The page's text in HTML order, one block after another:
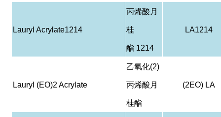
Lauryl Acrylate1214
丙烯酸月
桂
酯1214
LA1214
Lauryl (EO)2 Acrylate
乙氧化(2)
丙烯酸月
桂酯
(2EO) LA